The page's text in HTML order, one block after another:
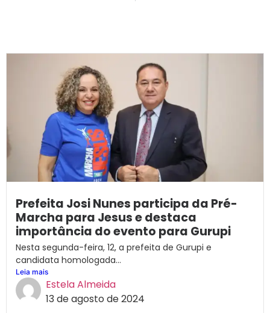
Prefeita Josi Nunes participa da Pré-
Marcha para Jesus e destaca
importância do evento para Gurupi
Nesta segunda-feira, 12, a prefeita de Gurupi e
candidata homologada...
Leia mais
Estela Almeida
13 de agosto de 2024